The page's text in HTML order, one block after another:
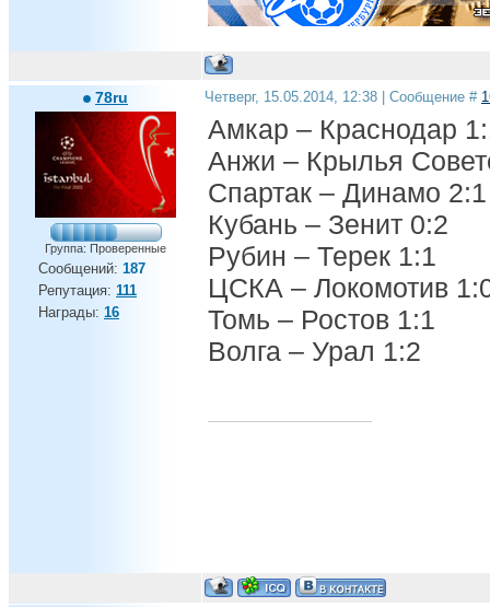
78ru
Группа: Проверенные
Сообщений: 187
Репутация: 111
Награды: 16
Четверг, 15.05.2014, 12:38 | Сообщение #
Амкар – Краснодар
Анжи – Крылья
Спартак – Динамо 2:1
Кубань – Зенит 0:2
Рубин – Терек 1:1
ЦСКА – Локомотив
Томь – Ростов 1:1
Волга – Урал 1:2